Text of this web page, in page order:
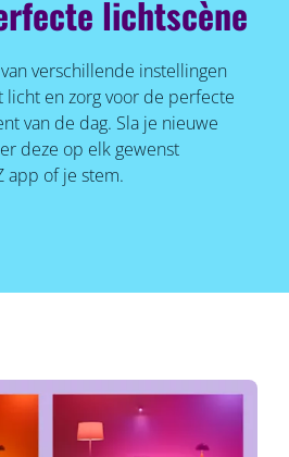
lichtscène
verschillende instellingen
en zorg voor de perfecte
van de dag. Sla je nieuwe
deze op elk gewenst
app of je stem.